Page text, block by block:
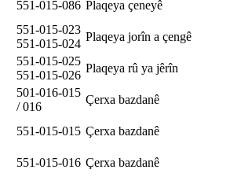
551-015-086 Plaqeya çeneyê
551-015-023
551-015-024
Plaqeya jorîn a çengê
551-015-025
551-015-026
Plaqeya rû ya jêrîn
501-016-015
/ 016
Çerxa bazdanê
551-015-015 Çerxa bazdanê
551-015-016 Çerxa bazdanê